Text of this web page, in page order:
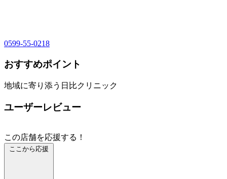
0599-55-0218
おすすめポイント
地域に寄り添う日比クリニック
ユーザーレビュー
この店舗を応援する！
ここから応援